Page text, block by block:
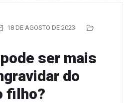
18 DE AGOSTO DE 2023
ser mais
do
filho?